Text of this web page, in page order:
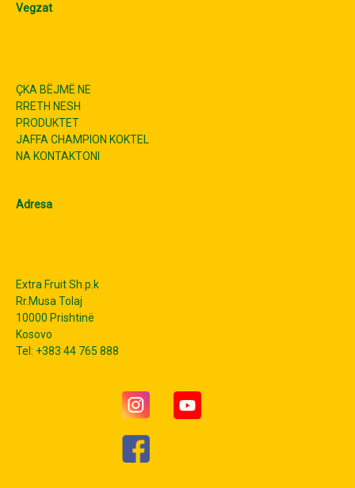
Vegzat
ÇKA BËJMË NE
RRETH NESH
PRODUKTET
JAFFA CHAMPION KOKTEL
NA KONTAKTONI
Adresa
Extra Fruit Sh.p.k
Rr.Musa Tolaj
10000 Prishtinë
Kosovo
Tel: +383 44 765 888